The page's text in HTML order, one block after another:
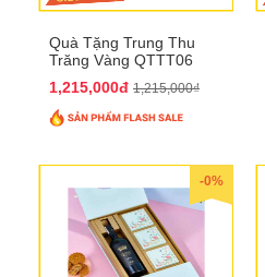
Quà Tặng Trung Thu
Trăng Vàng QTTT06
1,215,000đ 1,215,000₫
-0%